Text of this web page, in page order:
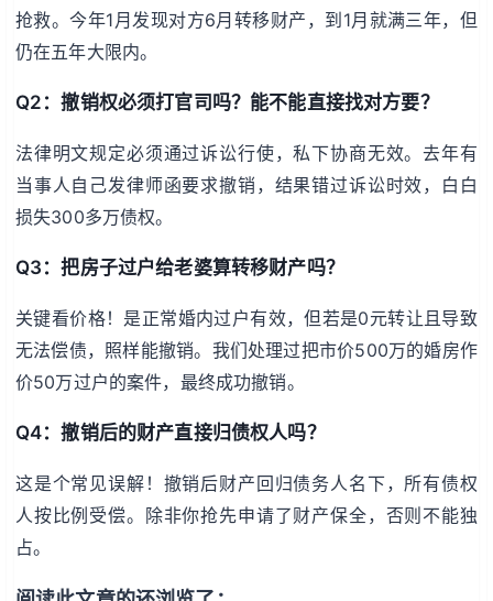
抢救。今年1月发现对方6月转移财产，到1月就满三年，但
仍在五年大限内。
Q2：撤销权必须打官司吗？能不能直接找对方要？
法律明文规定必须通过诉讼行使，私下协商无效。去年有
当事人自己发律师函要求撤销，结果错过诉讼时效，白白
损失300多万债权。
Q3：把房子过户给老婆算转移财产吗？
关键看价格！是正常婚内过户有效，但若是0元转让且导致
无法偿债，照样能撤销。我们处理过把市价500万的婚房作
价50万过户的案件，最终成功撤销。
Q4：撤销后的财产直接归债权人吗？
这是个常见误解！撤销后财产回归债务人名下，所有债权
人按比例受偿。除非你抢先申请了财产保全，否则不能独
占。